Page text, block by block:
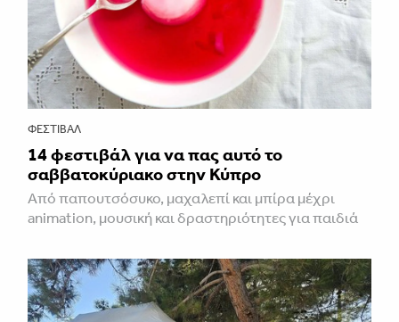
ΦΕΣΤΙΒΑΛ
14 φεστιβάλ για να πας αυτό το
σαββατοκύριακο στην Κύπρο
Από παπουτσόσυκο, μαχαλεπί και μπίρα μέχρι
animation, μουσική και δραστηριότητες για παιδιά